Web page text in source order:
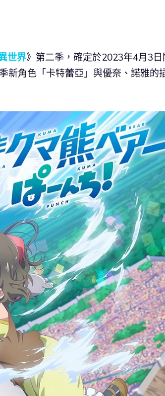
世界》第二季，確定於2023年4月3日
新角色「卡特蕾亞」與優奈、諾雅的